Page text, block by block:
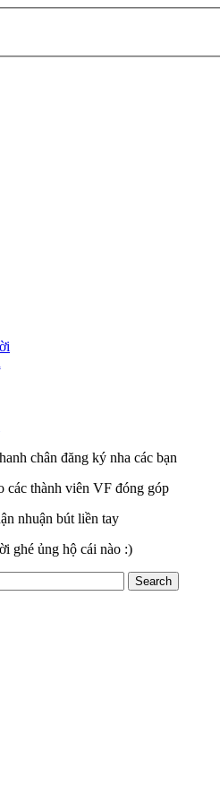
chân đăng ký nha các bạn
các thành viên VF đóng góp
nhuận bút liền tay
ghé ủng hộ cái nào :)